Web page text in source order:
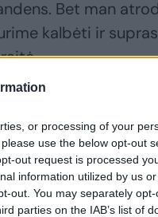
or processing of your
use the below opt-out
out request is processed
information utilized by us
out. You may separately
parties on the IAB’s list of
Bet man
kalbėti ir
sako, kad
ramaus,
karščio mes arba
kelia daugybę
– tvirtino pašnekovė.